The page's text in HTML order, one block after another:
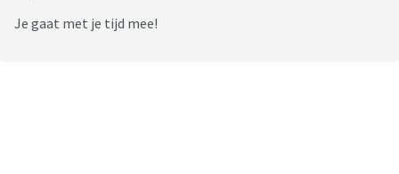
Je gaat met je tijd mee!